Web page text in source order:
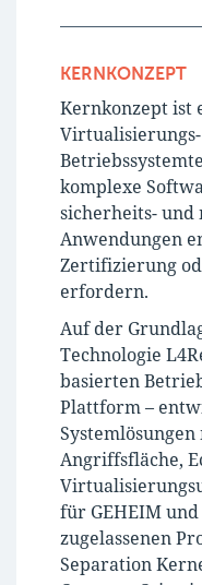
KERNKONZEPT
Kernkonzept ist
komplexe
sicherheits- und
Anwendungen
Zertifizierung
erfordern.
Auf der
Technologie
basierten
Plattform –
Angriffsfläche,
für GEHEIM und
zugelassenen
Separation